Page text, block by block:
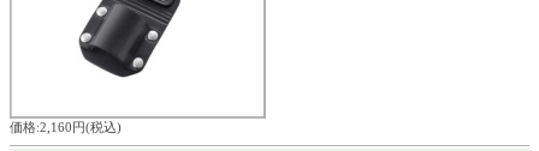
価格:2,160円(税込)